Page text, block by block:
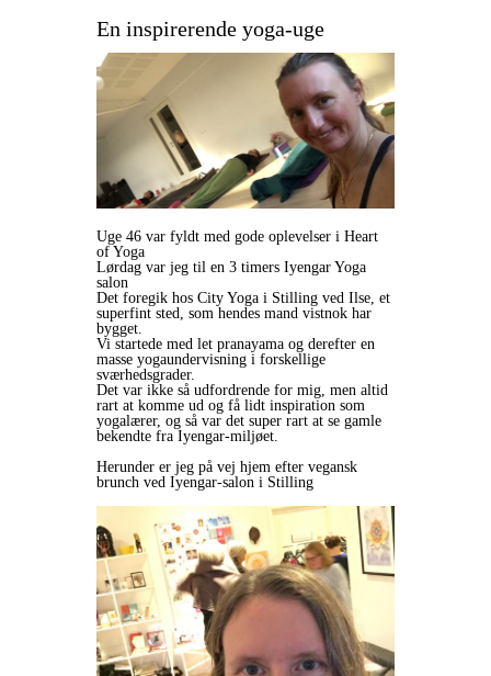
En inspirerende yoga-uge
Uge 46 var fyldt med gode oplevelser i Heart
of Yoga
Lørdag var jeg til en 3 timers Iyengar Yoga
salon
Det foregik hos City Yoga i Stilling ved Ilse, et
superfint sted, som hendes mand vistnok har
bygget.
Vi startede med let pranayama og derefter en
masse yogaundervisning i forskellige
sværhedsgrader.
Det var ikke så udfordrende for mig, men altid
rart at komme ud og få lidt inspiration som
yogalærer, og så var det super rart at se gamle
bekendte fra Iyengar-miljøet.
Herunder er jeg på vej hjem efter vegansk
brunch ved Iyengar-salon i Stilling